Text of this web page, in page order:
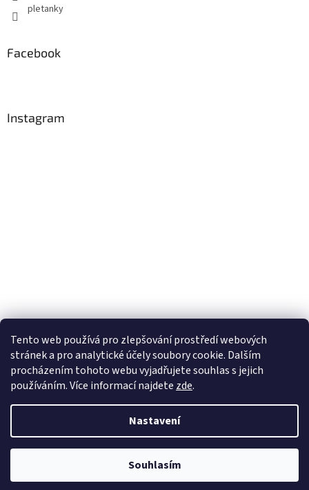
Tento web používá pro zlepšování prostředí webových
stránek a pro analytické účelysoubory cookie. Dalším
procházením tohoto webu vyjadřujete souhlas s jejich
používáním. Více informacínajdete zde.
Nastavení
Souhlasím
pletanky
Facebook
Instagram
Sledovat na Instagramu
Copyright 2026Pletanky. Všechna práva vyhrazena.